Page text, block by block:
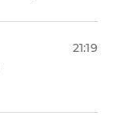
21:19